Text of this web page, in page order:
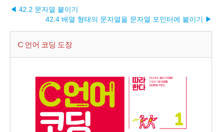
◀ 42.2 문자열 붙이기
42.4 배열 형태의 문자열을 문자열 포인터에 붙이기 ▶︎
C 언어 코딩 도장